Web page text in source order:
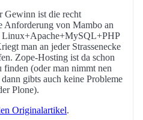
Gewinn ist die recht
Anforderung von Mambo an
Linux+Apache+MySQL+PHP
man an jeder Strassenecke
Zope-Hosting ist da schon
finden (oder man nimmt nen
gibts auch keine Probleme
Plone).
Originalartikel.